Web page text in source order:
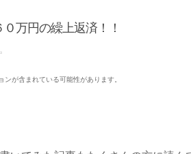
万円の繰上返済！！
ンが含まれている可能性があります。